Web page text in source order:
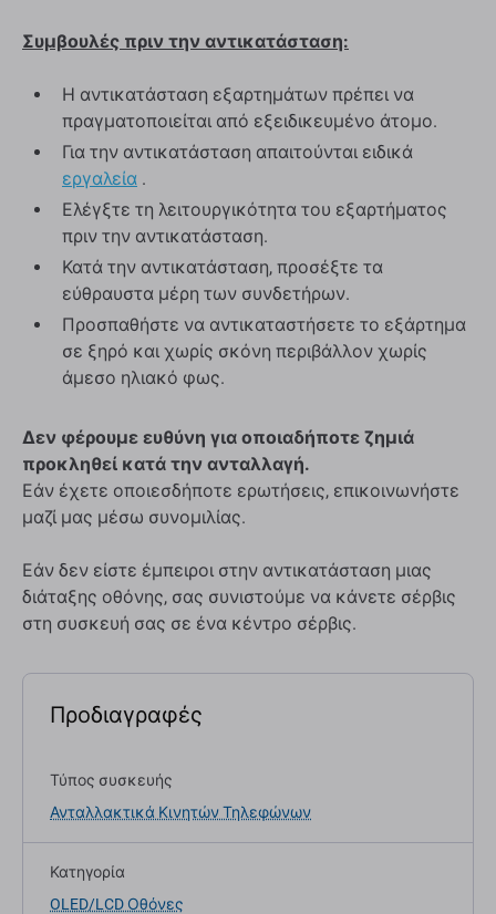
Συμβουλές πριν την αντικατάσταση:
Η αντικατάσταση εξαρτημάτων πρέπει να
πραγματοποιείται από εξειδικευμένο άτομο.
Για την αντικατάσταση απαιτούνται ειδικά
εργαλεία .
Ελέγξτε τη λειτουργικότητα του εξαρτήματος
πριν την αντικατάσταση.
Κατά την αντικατάσταση, προσέξτε τα
εύθραυστα μέρη των συνδετήρων.
Προσπαθήστε να αντικαταστήσετε το εξάρτημα
σε ξηρό και χωρίς σκόνη περιβάλλον χωρίς
άμεσο ηλιακό φως.
Δεν φέρουμε ευθύνη για οποιαδήποτε ζημιά
προκληθεί κατά την ανταλλαγή.
Εάν έχετε οποιεσδήποτε ερωτήσεις, επικοινωνήστε
μαζί μας μέσω συνομιλίας.
Εάν δεν είστε έμπειροι στην αντικατάσταση μιας
διάταξης οθόνης, σας συνιστούμε να κάνετε σέρβις
στη συσκευή σας σε ένα κέντρο σέρβις.
Προδιαγραφές
Τύπος συσκευής
Ανταλλακτικά Κινητών Τηλεφώνων
Κατηγορία
OLED/LCD Οθόνες